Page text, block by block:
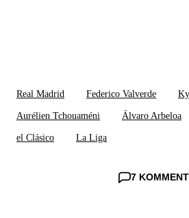
Real Madrid Federico Valverde
Aurélien Tchouaméni Álvaro Arbeloa
el Clásico La Liga
7 KOMMENT